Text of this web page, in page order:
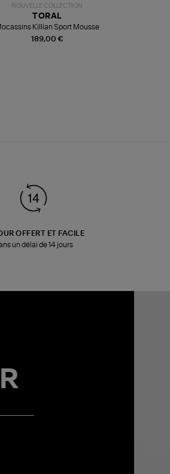
NOUVELLE COLLECTION
189,00 €
TORAL
Killian Sport Mousse
OFFERT ET FACILE
un délai de 14 jours